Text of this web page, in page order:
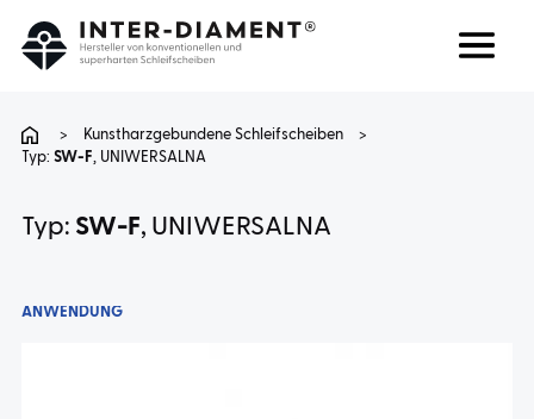
> Kunstharzgebundene Schleifscheiben
>
Typ: SW-F, UNIWERSALNA
Typ: SW-F, UNIWERSALNA
ANWENDUNG